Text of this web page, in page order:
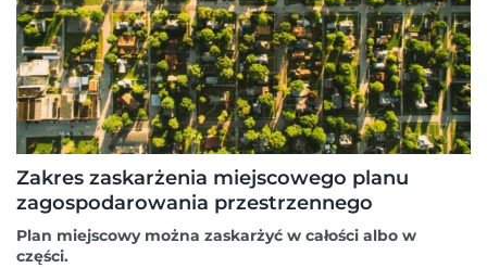
Zakres zaskarżenia miejscowego planu
zagospodarowania przestrzennego
Plan miejscowy można zaskarżyć w całości albo w
części.